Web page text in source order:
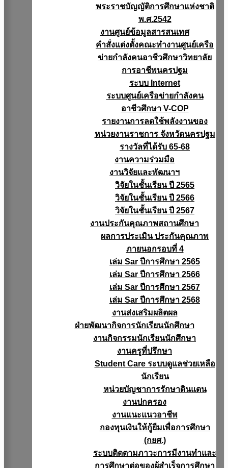
พระราชบัญญัติการศึกษาแห่งชาติ
พ.ศ.2542
งานศูนย์ข้อมูลสารสนเทศ
คำสั่งแต่งตั้งคณะทำงานศูนย์เครือ
ข่ายกำลังคนอาชีวศึกษาวิทยาลัย
การอาชีพนครปฐม
ระบบ Internet
ระบบศูนย์เครือข่ายกำลังคน
อาชีวศึกษา V-COP
รายงานการลดใช้พลังงานของ
หน่วยงานราชการ จังหวัดนครปฐม
รางวัลที่ได้รับ 65-68
งานความร่วมมือ
งานวิจัยเเละพัฒนาฯ
วิจัยในชั้นเรียน ปี 2565
วิจัยในชั้นเรียน ปี 2566
วิจัยในชั้นเรียน ปี 2567
งานประกันคุณภาพสถานศึกษา
ผลการประเมิน ประกันคุณภาพ
ภายนอกรอบที่ 4
เล่ม Sar ปีการศึกษา 2565
เล่ม Sar ปีการศึกษา 2566
เล่ม Sar ปีการศึกษา 2567
เล่ม Sar ปีการศึกษา 2568
งานส่งเสริมผลิตผล
ฝ่ายพัฒนากิจการนักเรียนนักศึกษา
งานกิจกรรมนักเรียนนักศึกษา
งานครูที่ปรึกษา
Student Care ระบบดูแลช่วยเหลือ
นักเรียน
หน่วยบัญชาการรักษาดินแดน
งานปกครอง
งานแนะแนวอาชีพ
กองทุนเงินให้กู้ยืมเพื่อการศึกษา
(กยศ.)
ระบบติดตามภาวะการมีงานทำและ
การศึกษาต่อของผู้สำเร็จการศึกษา